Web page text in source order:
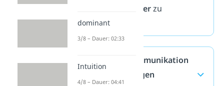
andererzu
respektieren.
Gewaltfreie Kommunikation
— häufigste Fragen
dominant
3/8 – Dauer: 02:33
Intuition
4/8 – Dauer: 04:41